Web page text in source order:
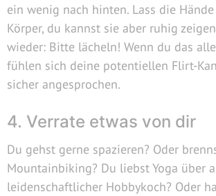
ein wenig nach hinten. Lass die
Körper, du kannst sie aber ruhig
wieder: Bitte lächeln! Wenn du das
fühlen sich deine potentiellen Flirt-
sicher angesprochen.
4. Verrate etwas von dir
Du gehst gerne spazieren? Oder
Mountainbiking? Du liebst Yoga über
leidenschaftlicher Hobbykoch? Oder